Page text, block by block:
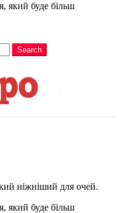
який буде більш
Search
ніжніший для очей.
який буде більш